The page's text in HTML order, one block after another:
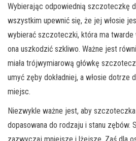
Wybierając odpowiednią szczoteczkę
wszystkim upewnić się, że jej włosie
wybierać szczoteczki, która ma twarde
ona uszkodzić szkliwo. Ważne jest
miała trójwymiarową główkę
umyć zęby dokładniej, a włosie dotrze
miejsc.
Niezwykle ważne jest, aby
dopasowana do rodzaju i stanu
zazwyczaj mniejsze i lżejsze. Zaś dla